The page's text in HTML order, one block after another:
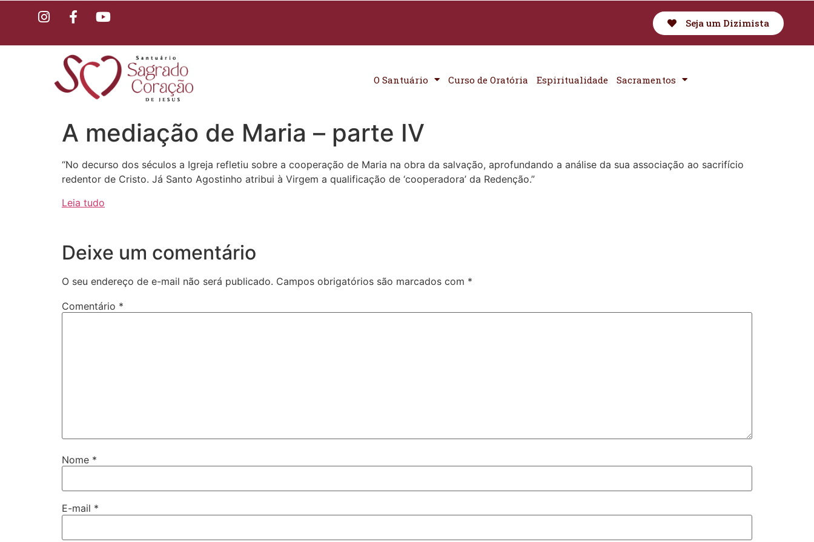
Seja um Dizimista
O Santuário Curso de Oratória Espiritualidade Sacramentos
A mediação de Maria – parte IV
“No decurso dos séculos a Igreja refletiu sobre a cooperação de Maria na obra da salvação, aprofundando a análise da sua associação ao sacrifício
redentor de Cristo. Já Santo Agostinho atribui à Virgem a qualificação de ‘cooperadora’ da Redenção.”
Leia tudo
Deixe um comentário
O seu endereço de e-mail não será publicado. Campos obrigatórios são marcados com *
Comentário *
Nome *
E-mail *